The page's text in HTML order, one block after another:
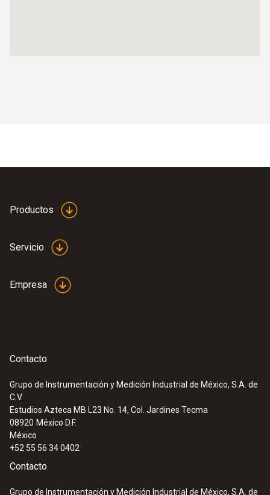
Productos
Servicio
Empresa
Contacto
Grupo de Instrumentación y Medición Industrial de México, S.A. de
C.V.
Estudios Azteca MB L23 No. 14, Col. Jardines Tecma
08920 México D.F.
México
+52 55 56 34 0402
Contacto
Grupo de Instrumentación y Medición Industrial de México, S.A. de